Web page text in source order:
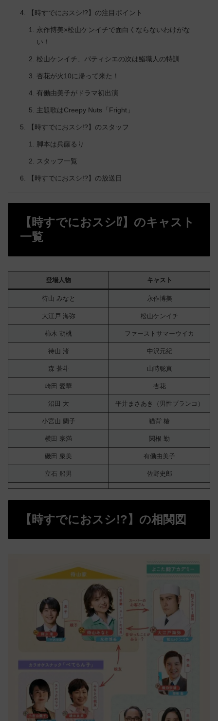
【時すでにおスシ!?】の注目ポイント
永作博美×松山ケンイチで面白くならないわけがな
い！
松山ケンイチ、パティシエの次は鮨職人の特訓
杏花が火10に帰って来た！
有働由美子がドラマ初出演
主題歌はCreepy Nuts「Fright」
【時すでにおスシ!?】のスタッフ
脚本は兵藤るり
スタッフ一覧
【時すでにおスシ!?】の放送日
【時すでにおスシ⁉】のキャスト
一覧
登場人物 キャスト
待山 みなと 永作博美
大江戸 海弥 松山ケンイチ
柿木 胡桃 ファーストサマーウイカ
待山 渚 中沢元紀
森 蒼斗 山時聡真
崎田 愛華 杏花
沼田 大 平井まさあき（男性ブランコ）
小宮山 蘭子 猫背 椿
横田 宗満 関根 勤
磯田 泉美 有働由美子
立石 船男 佐野史郎
【時すでにおスシ!?】の相関図